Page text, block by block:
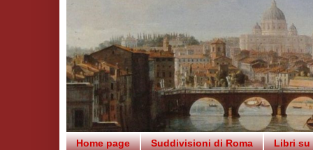
Home page Suddivisioni di Roma Libri su